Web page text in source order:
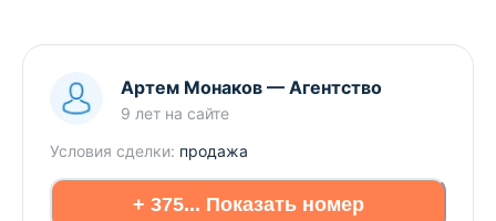
этого желаете + обеспечит последующую
ликвидность!
В самом доме имеется 2 лифта,.
Незаурядный дизайн лобби с высокими
потолками, имеющий выход на 2 стороны: в
подземный паркинг и на улицу. Кроме того,
Артем Монаков — Агентство
9 лет на сайте
Условия сделки: продажа
+ 375... Показать номер